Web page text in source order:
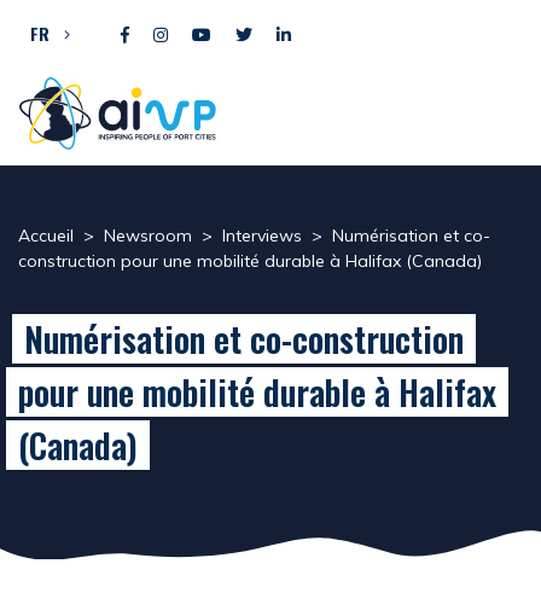
FR
Accueil > Newsroom > Interviews > Numérisation et co-
construction pour une mobilité durable à Halifax (Canada)
Numérisation et co-construction
pour une mobilité durable à Halifax
(Canada)